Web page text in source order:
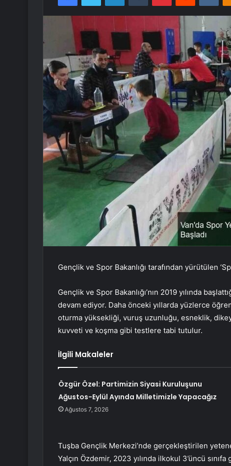
Gençlik ve Spor Bakanlığı tarafından yürütülen
Gençlik ve Spor Bakanlığı’nın 2019 yılında
devam ediyor. Daha önceki yıllarda yüzlerce
oturma yüksekliği, vuruş uzunluğu, esneklik,
kuvveti ve koşma gibi testlere tabi tutulur.
İlgili Makaleler
Özgür Özel: Partimizin Siyasi Kuruluşunu
Ağustos-Eylül Ayında Milletimizle Yapacağız
Ağustos 7, 2026
Tuşba Gençlik Merkezi’nde gerçekleştirilen
Yalçın Özdemir, 2023 yılında ilkokul 3’üncü